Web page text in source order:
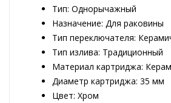
Тип: Однорычажный
Назначение: Для раковины
Тип переключателя:
Тип излива: Традиционный
Материал картриджа:
Диаметр картриджа: 35 мм
Цвет: Хром